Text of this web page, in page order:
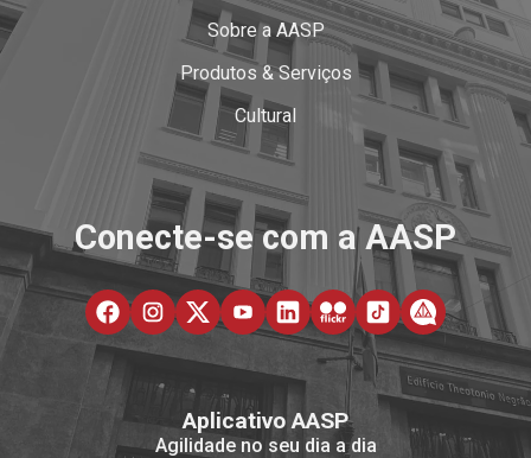
Sobre a AASP
Produtos & Serviços
Cultural
Conecte-se com a AASP
Aplicativo AASP
Agilidade no seu dia a dia